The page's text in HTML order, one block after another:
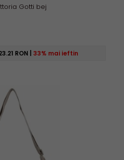
Gotti bej
RON 33% mai ieftin